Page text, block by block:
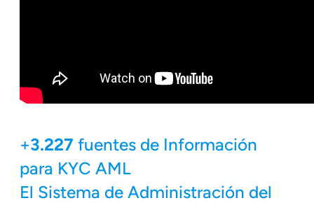
+3.227 fuentes de Información
para KYC AML
El Sistema de Administración del